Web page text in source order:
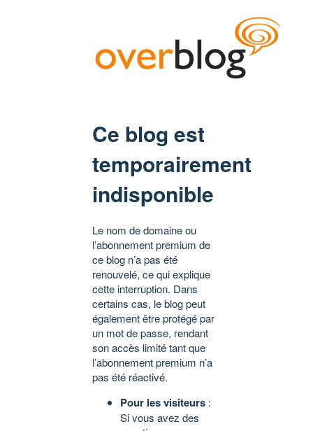
Ce blog est
temporairement
indisponible
Le nom de domaine ou
l’abonnement premium de
ce blog n’a pas été
renouvelé, ce qui explique
cette interruption. Dans
certains cas, le blog peut
également être protégé par
un mot de passe, rendant
son accès limité tant que
l’abonnement premium n’a
pas été réactivé.
Pour les visiteurs :
Si vous avez des